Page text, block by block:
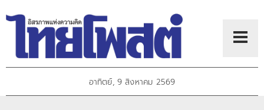
อาทิตย์, 9 สิงหาคม 2569